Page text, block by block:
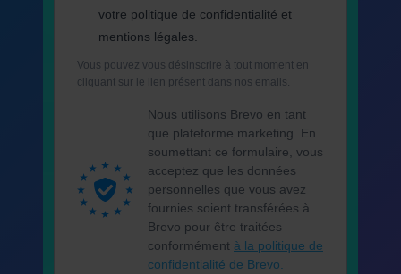
votre politique de confidentialité et
mentions légales.
Vous pouvez vous désinscrire à tout moment en
cliquant sur le lien présent dans nos emails.
Nous utilisons Brevo en tant
que plateforme marketing. En
soumettant ce formulaire, vous
acceptez que les données
personnelles que vous avez
fournies soient transférées à
Brevo pour être traitées
conformément à la politique de
confidentialité de Brevo.